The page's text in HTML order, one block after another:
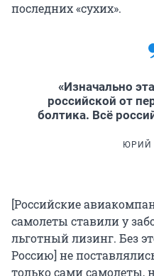
последних «сухих».
«Изначально
российской от
болтика. Всё
ЮРИЙ
[Российские
самолеты ставили у
льготный лизинг. Без
Россию] не
только сами самолеты,